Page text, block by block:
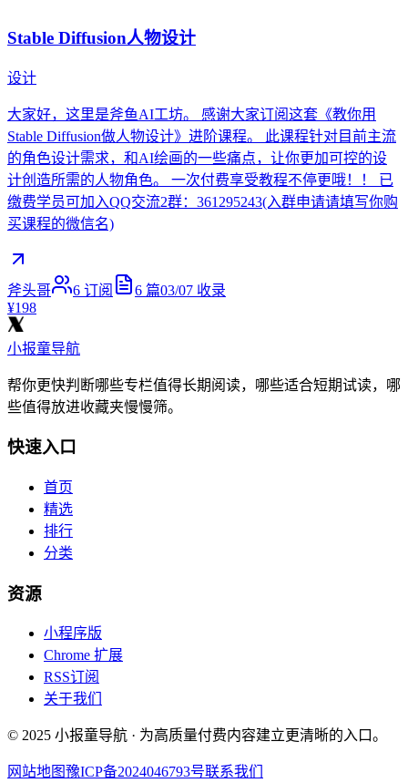
Stable Diffusion人物设计
设计
大家好，这里是斧鱼AI工坊。 感谢大家订阅这套《教你用
Stable Diffusion做人物设计》进阶课程。 此课程针对目前主流
的角色设计需求，和AI绘画的一些痛点，让你更加可控的设
计创造所需的人物角色。 一次付费享受教程不停更哦！！ 已
缴费学员可加入QQ交流2群：361295243(入群申请请填写你购
买课程的微信名)
斧头哥 6 订阅 6 篇03/07 收录
¥198
小报童导航
帮你更快判断哪些专栏值得长期阅读，哪些适合短期试读，哪
些值得放进收藏夹慢慢筛。
快速入口
首页
精选
排行
分类
资源
小程序版
Chrome 扩展
RSS订阅
关于我们
© 2025 小报童导航 · 为高质量付费内容建立更清晰的入口。
网站地图豫ICP备2024046793号联系我们